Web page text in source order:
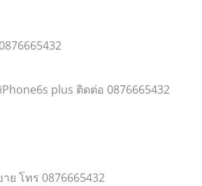
plus ติดต่อ 0876665432
ย โทร 0876665432